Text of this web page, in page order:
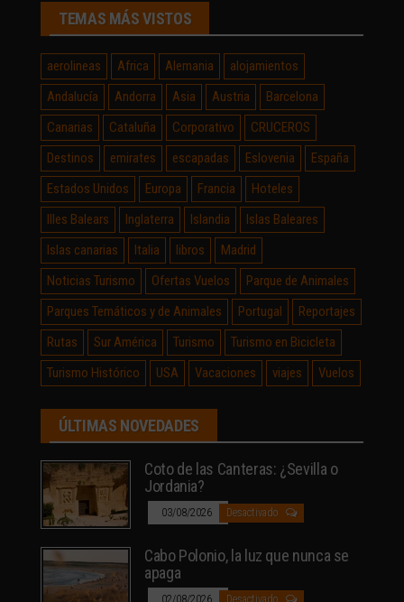
TEMAS MÁS VISTOS
aerolineas Africa Alemania
alojamientos
Andalucía
Andorra Asia Austria
Barcelona
Canarias
Cataluña Corporativo
CRUCEROS
Destinos
emirates escapadas Eslovenia
España
Estados Unidos
Europa Francia
Hoteles
Illes Balears
Inglaterra Islandia
Islas Baleares
Islas canarias
Italia libros
Madrid
Noticias Turismo
Ofertas Vuelos
Parque de Animales
Parques Temáticos y de Animales
Portugal
Reportajes
Rutas
Sur América Turismo
Turismo en Bicicleta
Turismo Histórico
USA Vacaciones viajes Vuelos
ÚLTIMAS NOVEDADES
Coto de las Canteras: ¿Sevilla o
Jordania?
03/08/2026 Desactivado
Cabo Polonio, la luz que nunca se
apaga